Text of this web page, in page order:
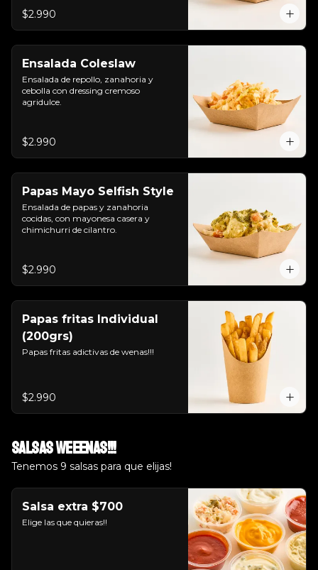
$2.990
Ensalada Coleslaw
Ensalada de repollo, zanahoria y
cebolla con dressing cremoso
agridulce.
$2.990
Papas Mayo Selfish Style
Ensalada de papas y zanahoria
cocidas, con mayonesa casera y
chimichurri de cilantro.
$2.990
Papas fritas Individual
(200grs)
Papas fritas adictivas de wenas!!!
$2.990
Salsas weeenas!!!
Tenemos 9 salsas para que elijas!
Salsa extra $700
Elige las que quieras!!